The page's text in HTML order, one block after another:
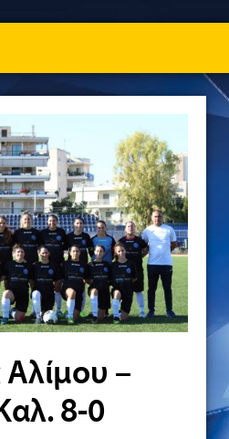
–
8-0